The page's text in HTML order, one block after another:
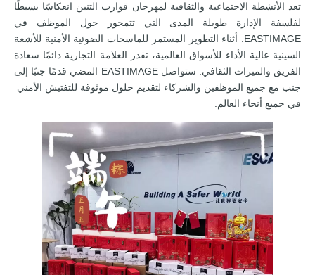
تعد الأنشطة الاجتماعية والثقافية لمهرجان قوارب التنين انعكاسًا بسيطًا
لفلسفة الإدارة طويلة المدى التي تتمحور حول الموظف في
EASTIMAGE. أثناء التطوير المستمر للماسحات الضوئية الأمنية للأشعة
السينية عالية الأداء للأسواق العالمية، تقدر العلامة التجارية دائمًا سعادة
الفريق والميراث الثقافي. ستواصل EASTIMAGE المضي قدمًا جنبًا إلى
جنب مع جميع الموظفين والشركاء لتقديم حلول موثوقة للتفتيش الأمني ​​
في جميع أنحاء العالم.